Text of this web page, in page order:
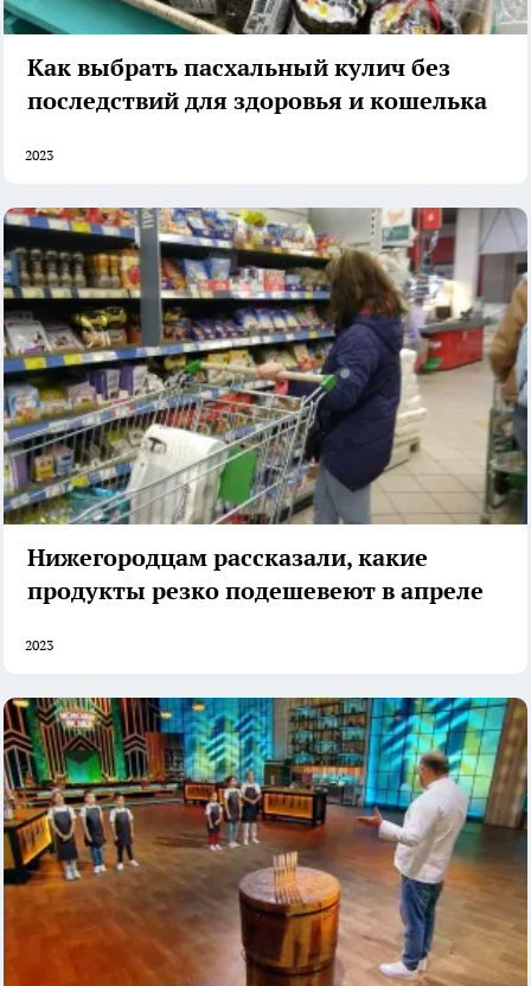
Как выбрать пасхальный кулич без
последствий для здоровья и кошелька
2023
Нижегородцам рассказали, какие
продукты резко подешевеют в апреле
2023